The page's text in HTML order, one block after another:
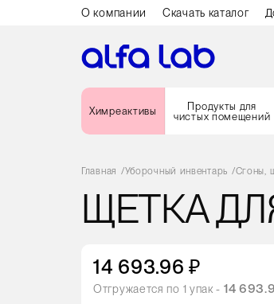
О компании Скачать каталог
Химреактивы
Продукты для
чистых помещений
Главная /Уборочный инвентарь /Сгоны,
ЩЕТКА
14 693.96 ₽
Отгружается по 1 упак - 14